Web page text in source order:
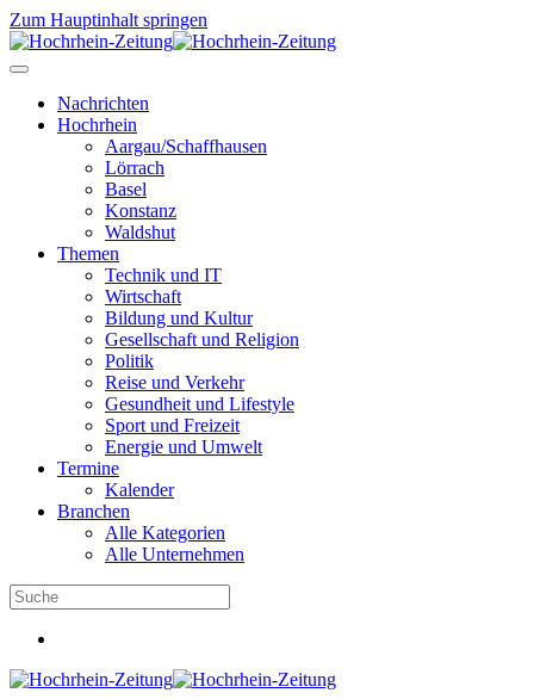
Zum Hauptinhalt springen
Nachrichten
Hochrhein
Aargau/Schaffhausen
Lörrach
Basel
Konstanz
Waldshut
Themen
Technik und IT
Wirtschaft
Bildung und Kultur
Gesellschaft und Religion
Politik
Reise und Verkehr
Gesundheit und Lifestyle
Sport und Freizeit
Energie und Umwelt
Termine
Kalender
Branchen
Alle Kategorien
Alle Unternehmen